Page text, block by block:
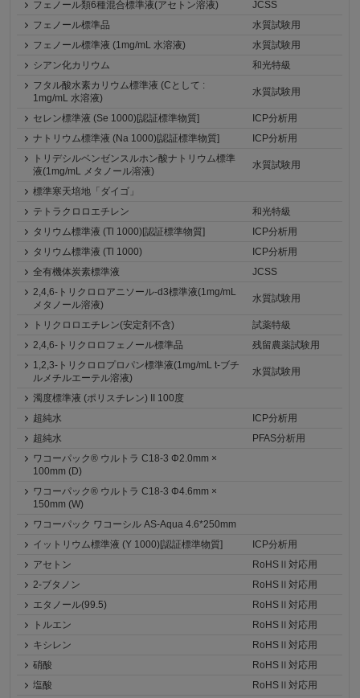
フェノール類6種混合標準液(アセトン溶液)
JCSS
フェノール標準品
水質試験用
フェノール標準液 (1mg/mL 水溶液)
水質試験用
シアン化カリウム
和光特級
フタル酸水素カリウム標準液 (Cとして :
1mg/mL 水溶液)
水質試験用
セレン標準液 (Se 1000)[認証標準物質]
ICP分析用
ナトリウム標準液 (Na 1000)[認証標準物質]
ICP分析用
トリデシルベンゼンスルホン酸ナトリウム標準
液(1mg/mL メタノール溶液)
水質試験用
標準寒天培地「ダイゴ」
テトラクロロエチレン
和光特級
タリウム標準液 (Tl 1000)[認証標準物質]
ICP分析用
タリウム標準液 (Tl 1000)
ICP分析用
全有機体炭素標準液
JCSS
2,4,6-トリクロロアニソール-d3標準液(1mg/mL
メタノール溶液)
水質試験用
トリクロロエチレン(安定剤不含)
試薬特級
2,4,6-トリクロロフェノール標準品
残留農薬試験用
1,2,3-トリクロロプロパン標準液(1mg/mL t-ブチ
ルメチルエーテル溶液)
水質試験用
濁度標準液 (ポリスチレン) II 100度
超純水
ICP分析用
超純水
PFAS分析用
ワコーパック® ウルトラ C18-3 Φ2.0mm ×
100mm (D)
ワコーパック® ウルトラ C18-3 Φ4.6mm ×
150mm (W)
ワコーパック ワコーシル AS-Aqua 4.6*250mm
イットリウム標準液 (Y 1000)[認証標準物質]
ICP分析用
アセトン
RoHSⅡ対応用
2-ブタノン
RoHSⅡ対応用
エタノール(99.5)
RoHSⅡ対応用
トルエン
RoHSⅡ対応用
キシレン
RoHSⅡ対応用
硝酸
RoHSⅡ対応用
塩酸
RoHSⅡ対応用